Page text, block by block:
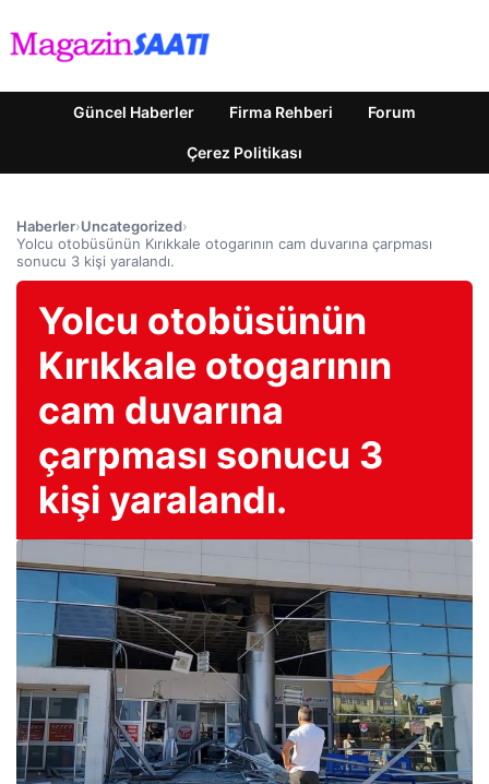
Güncel Haberler Firma Rehberi Forum
Çerez Politikası
Haberler›Uncategorized›
Yolcu otobüsünün Kırıkkale otogarının cam duvarına çarpması
sonucu 3 kişi yaralandı.
Yolcu otobüsünün
Kırıkkale otogarının
cam duvarına
çarpması sonucu 3
kişi yaralandı.